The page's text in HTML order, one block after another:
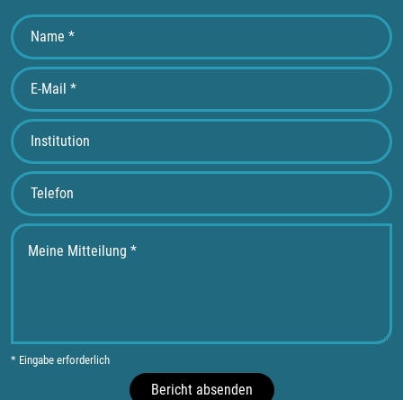
* Eingabe erforderlich
Bericht absenden